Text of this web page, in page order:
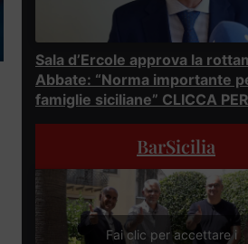
Sala d’Ercole approva la
Abbate: “Norma importante
famiglie siciliane” CLICCA
BarSicilia
Fai clic per accettare i